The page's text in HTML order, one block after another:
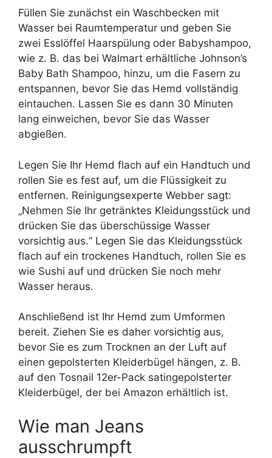
Füllen Sie zunächst ein Waschbecken mit
Wasser bei Raumtemperatur und geben Sie
zwei Esslöffel Haarspülung oder Babyshampoo,
wie z. B. das bei Walmart erhältliche Johnson’s
Baby Bath Shampoo, hinzu, um die Fasern zu
entspannen, bevor Sie das Hemd vollständig
eintauchen. Lassen Sie es dann 30 Minuten
lang einweichen, bevor Sie das Wasser
abgießen.
Legen Sie Ihr Hemd flach auf ein Handtuch und
rollen Sie es fest auf, um die Flüssigkeit zu
entfernen. Reinigungsexperte Webber sagt:
„Nehmen Sie Ihr getränktes Kleidungsstück und
drücken Sie das überschüssige Wasser
vorsichtig aus.“ Legen Sie das Kleidungsstück
flach auf ein trockenes Handtuch, rollen Sie es
wie Sushi auf und drücken Sie noch mehr
Wasser heraus.
Anschließend ist Ihr Hemd zum Umformen
bereit. Ziehen Sie es daher vorsichtig aus,
bevor Sie es zum Trocknen an der Luft auf
einen gepolsterten Kleiderbügel hängen, z. B.
auf den Tosnail 12er-Pack satingepolsterter
Kleiderbügel, der bei Amazon erhältlich ist.
Wie man Jeans
ausschrumpft